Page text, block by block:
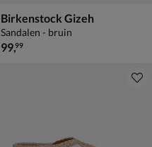
Birkenstock Gizeh
Sandalen - bruin
€ 99,99
99,99